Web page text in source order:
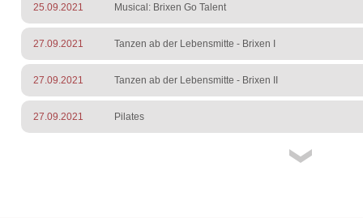
25.09.2021 Musical: Brixen Go Talent
27.09.2021 Tanzen ab der Lebensmitte - Brixen I
27.09.2021 Tanzen ab der Lebensmitte - Brixen II
27.09.2021 Pilates